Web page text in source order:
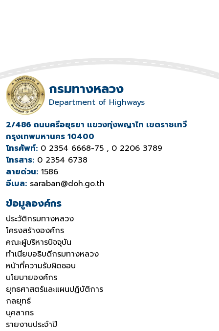
กรมทางหลวง
Department of Highways
2/486 ถนนศรีอยุธยา แขวงทุ่งพญาไท เขตราชเทวี
กรุงเทพมหานคร 10400
โทรศัพท์: 0 2354 6668-75 , 0 2206 3789
โทรสาร: 0 2354 6738
สายด่วน: 1586
อีเมล: saraban@doh.go.th
ข้อมูลองค์กร
ประวัติกรมทางหลวง
โครงสร้างองค์กร
คณะผู้บริหารปัจจุบัน
ทำเนียบอธิบดีกรมทางหลวง
หน้าที่ความรับผิดชอบ
นโยบายองค์กร
ยุทธศาสตร์และแผนปฏิบัติการ
กลยุทธ์
บุคลากร
รายงานประจำปี